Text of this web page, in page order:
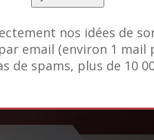
nos idées de
email (environ 1 mail
de spams, plus de 10